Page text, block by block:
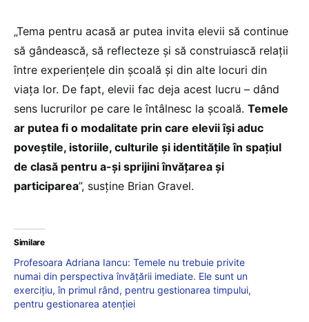
„Tema pentru acasă ar putea invita elevii să continue
să gândească, să reflecteze și să construiască relații
între experiențele din școală și din alte locuri din
viața lor. De fapt, elevii fac deja acest lucru – dând
sens lucrurilor pe care le întâlnesc la școală. Temele
ar putea fi o modalitate prin care elevii își aduc
poveștile, istoriile, culturile și identitățile în spațiul
de clasă pentru a-și sprijini învățarea și
participarea”, susține Brian Gravel.
Similare
Profesoara Adriana Iancu: Temele nu trebuie privite
numai din perspectiva învățării imediate. Ele sunt un
exercițiu, în primul rând, pentru gestionarea timpului,
pentru gestionarea atenției